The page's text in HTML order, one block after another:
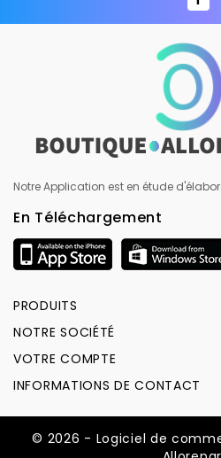
Notre Application est en étude
En Téléchargement
PRODUITS
NOTRE SOCIÉTÉ
VOTRE COMPTE
INFORMATIONS DE CONTACT
© 2026 - Logiciel de